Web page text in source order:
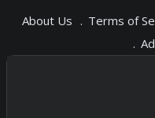
About Us Terms of